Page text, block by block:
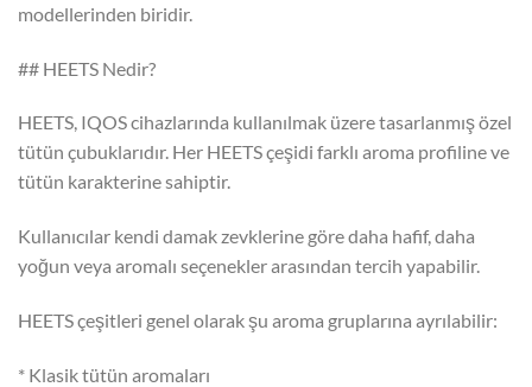
modellerinden biridir.
## HEETS Nedir?
HEETS, IQOS cihazlarında kullanılmak üzere tasarlanmış özel
tütün çubuklarıdır. Her HEETS çeşidi farklı aroma profiline ve
tütün karakterine sahiptir.
Kullanıcılar kendi damak zevklerine göre daha hafif, daha
yoğun veya aromalı seçenekler arasından tercih yapabilir.
HEETS çeşitleri genel olarak şu aroma gruplarına ayrılabilir:
* Klasik tütün aromaları